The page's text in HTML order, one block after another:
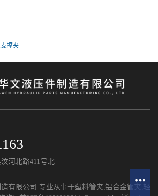
撑夹
河北路411号北
有限公司 专业从事于塑料管夹 铝合金管夹 轻